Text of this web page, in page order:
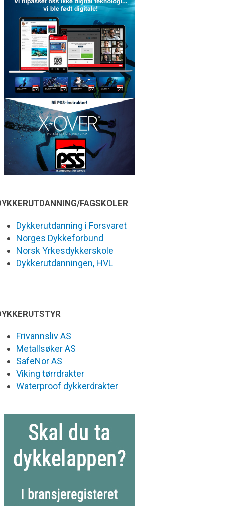
FAGSKOLER
Dykkerutdanning i Forsvaret
Norges Dykkeforbund
Norsk Yrkesdykkerskole
Dykkerutdanningen, HVL
Frivannsliv AS
Metallsøker AS
SafeNor AS
Viking tørrdrakter
Waterproof dykkerdrakter